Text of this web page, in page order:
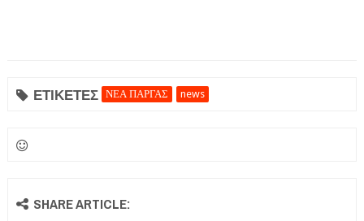
ΕΤΙΚΕΤΕΣ ΝΕΑ ΠΑΡΓΑΣ news
SHARE ARTICLE: